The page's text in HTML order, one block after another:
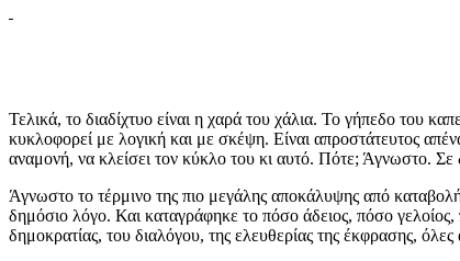
Τελικά, το διαδίχτυο είναι η χαρά του χάλια. Το γήπεδο του
κυκλοφορεί με λογική και με σκέψη. Είναι απροστάτευτος
αναμονή, να κλείσει τον κύκλο του κι αυτό. Πότε; Άγνωστο.
Άγνωστο το τέρμινο της πιο μεγάλης αποκάλυψης από
δημόσιο λόγο. Και καταγράφηκε το πόσο άδειος, πόσο
δημοκρατίας, του διαλόγου, της ελευθερίας της έκφρασης, όλες